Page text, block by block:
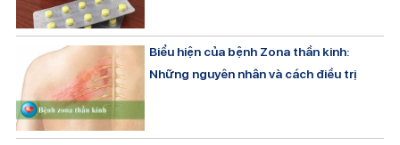
Biểu hiện của bệnh Zona thần kinh:
Những nguyên nhân và cách điều trị